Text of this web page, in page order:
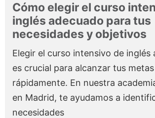
Cómo elegir el curso
inglés adecuado para tus
necesidades y objetivos
Elegir el curso intensivo de inglés
es crucial para alcanzar tus metas
rápidamente. En nuestra
en Madrid, te ayudamos a
necesidades